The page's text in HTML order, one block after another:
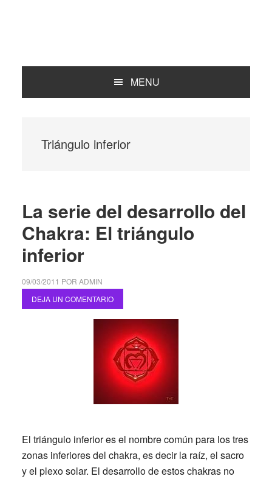
MENU
Triángulo inferior
La serie del desarrollo del
Chakra: El triángulo
inferior
09/03/2011 POR ADMIN
DEJA UN COMENTARIO
El triángulo inferior es el nombre común para los tres
zonas inferiores del chakra, es decir la raíz, el sacro
y el plexo solar. El desarrollo de estos chakras no